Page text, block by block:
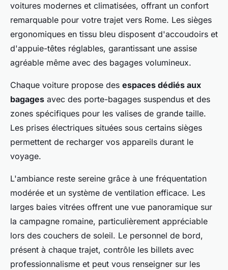
voitures modernes et climatisées, offrant un confort
remarquable pour votre trajet vers Rome. Les sièges
ergonomiques en tissu bleu disposent d'accoudoirs et
d'appuie-têtes réglables, garantissant une assise
agréable même avec des bagages volumineux.
Chaque voiture propose des espaces dédiés aux
bagages avec des porte-bagages suspendus et des
zones spécifiques pour les valises de grande taille.
Les prises électriques situées sous certains sièges
permettent de recharger vos appareils durant le
voyage.
L'ambiance reste sereine grâce à une fréquentation
modérée et un système de ventilation efficace. Les
larges baies vitrées offrent une vue panoramique sur
la campagne romaine, particulièrement appréciable
lors des couchers de soleil. Le personnel de bord,
présent à chaque trajet, contrôle les billets avec
professionnalisme et peut vous renseigner sur les